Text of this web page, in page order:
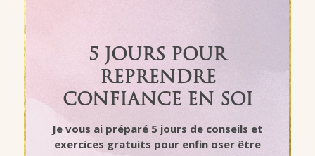
5 JOURS POUR
REPRENDRE
CONFIANCE EN SOI
Je vous ai préparé 5 jours de conseils et
exercices gratuits pour enfin oser être